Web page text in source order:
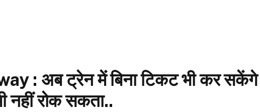
: अब ट्रेन में बिना टिकट भी कर सकेंगे
नहीं रोक सकता..